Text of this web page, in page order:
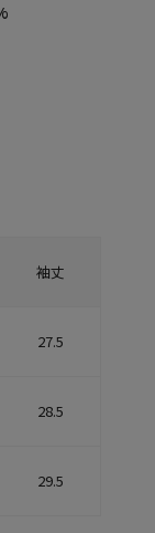
袖丈
27.5
28.5
29.5